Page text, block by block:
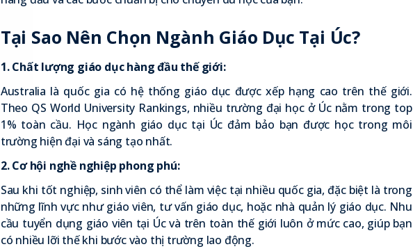
Tại Sao Nên Chọn Ngành Giáo Dục Tại Úc?
1. Chất lượng giáo dục hàng đầu thế giới:
Australia là quốc gia có hệ thống giáo dục được xếp hạng cao trên thế giới.
Theo QS World University Rankings, nhiều trường đại học ở Úc nằm trong top
1% toàn cầu. Học ngành giáo dục tại Úc đảm bảo bạn được học trong môi
trường hiện đại và sáng tạo nhất.
2. Cơ hội nghề nghiệp phong phú:
Sau khi tốt nghiệp, sinh viên có thể làm việc tại nhiều quốc gia, đặc biệt là trong
những lĩnh vực như giáo viên, tư vấn giáo dục, hoặc nhà quản lý giáo dục. Nhu
cầu tuyển dụng giáo viên tại Úc và trên toàn thế giới luôn ở mức cao, giúp bạn
có nhiều lỡi thế khi bước vào thị trường lao động.